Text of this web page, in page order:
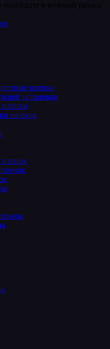
пленки
установки
на окна